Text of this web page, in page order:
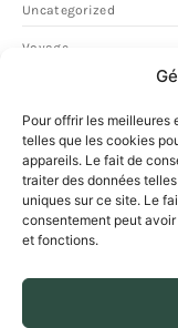
Pour offrir les meilleures
telles que les cookies
appareils. Le fait de
traiter des données
uniques sur ce site. Le
consentement peut
et fonctions.
Uncategorized
Voyage